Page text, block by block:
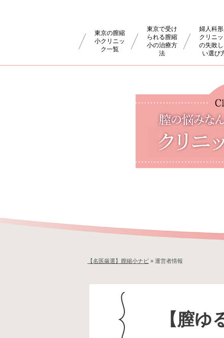
東京の膣縮
小クリニッ
ク一覧
東京で受け
られる膣縮
小の治療方
法
婦人科
クリニッ
の失敗
い選び
【名医厳選】膣縮小ナビ » 運営者情報
【膣ゆ